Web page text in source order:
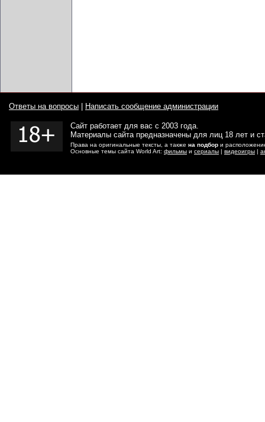
Ответы на вопросы Написать сообщение администрации
Сайт работает для вас с 2003 года.
Материалы сайта предназначены для лиц 18 лет и
Права на оригинальные тексты, а также на подбор и
Основные темы сайта World Art: фильмы и сериалы | видеоигры |